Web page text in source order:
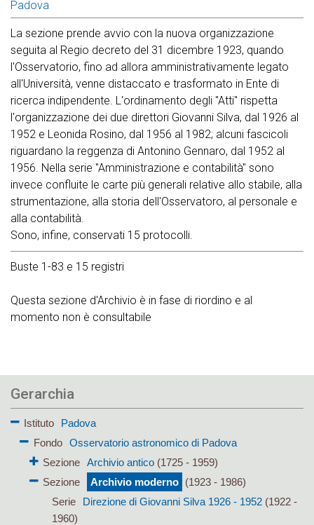
Padova
La sezione prende avvio con la nuova organizzazione
seguita al Regio decreto del 31 dicembre 1923, quando
l'Osservatorio, fino ad allora amministrativamente legato
all'Università, venne distaccato e trasformato in Ente di
ricerca indipendente. L'ordinamento degli "Atti" rispetta
l'organizzazione dei due direttori Giovanni Silva, dal 1926 al
1952 e Leonida Rosino, dal 1956 al 1982; alcuni fascicoli
riguardano la reggenza di Antonino Gennaro, dal 1952 al
1956. Nella serie "Amministrazione e contabilità" sono
invece confluite le carte più generali relative allo stabile, alla
strumentazione, alla storia dell'Osservatoro, al personale e
alla contabilità.
Sono, infine, conservati 15 protocolli.
Buste 1-83 e 15 registri
Questa sezione d'Archivio è in fase di riordino e al
momento non è consultabile
Gerarchia
Istituto
Padova
Fondo
Osservatorio astronomico di Padova
Sezione Archivio antico(1725 - 1959)
Sezione
Archivio moderno (1923 - 1986)
Serie
Direzione di Giovanni Silva 1926 - 1952 (1922 -
1960)